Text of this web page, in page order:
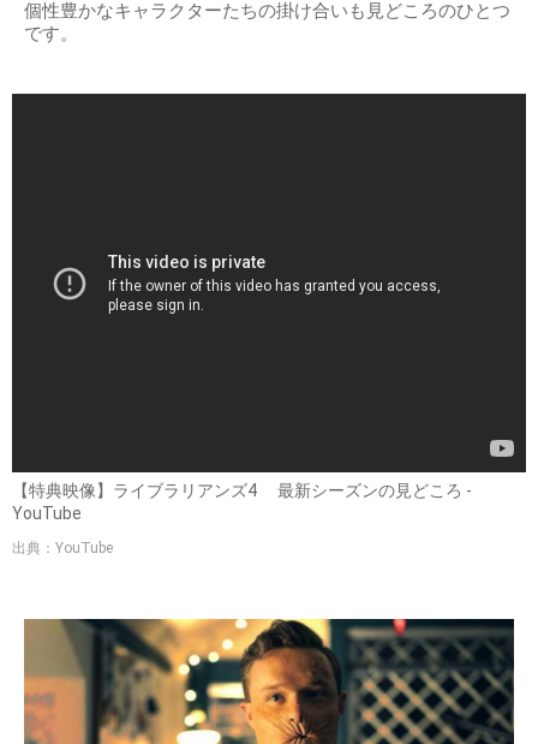
個性豊かなキャラクターたちの掛け合いも見どころのひとつ
です。
【特典映像】ライブラリアンズ4 最新シーズンの見どころ -
YouTube
出典：YouTube